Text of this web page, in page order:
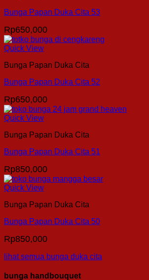
Bunga Papan Duka Cita 53
Rp650,000
Quick View
Bunga Papan Duka Cita
Bunga Papan Duka Cita 52
Rp650,000
Quick View
Bunga Papan Duka Cita
Bunga Papan Duka Cita 51
Rp850,000
Quick View
Bunga Papan Duka Cita
Bunga Papan Duka Cita 50
Rp850,000
lihat semua bunga duka cita
bunga handbouquet